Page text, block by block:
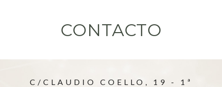
CONTACTO
C/CLAUDIO COELLO, 19 - 1ª